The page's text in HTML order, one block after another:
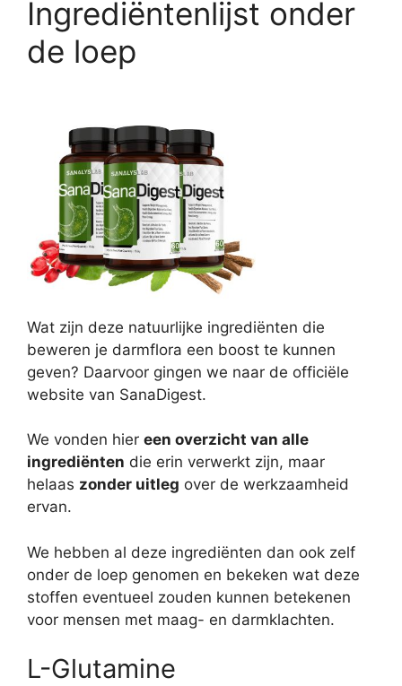
Ingrediëntenlijst onder
de loep
Wat zijn deze natuurlijke ingrediënten die
beweren je darmflora een boost te kunnen
geven? Daarvoor gingen we naar de officiële
website van SanaDigest.
We vonden hier een overzicht van alle
ingrediënten die erin verwerkt zijn, maar
helaas zonder uitleg over de werkzaamheid
ervan.
We hebben al deze ingrediënten dan ook zelf
onder de loep genomen en bekeken wat deze
stoffen eventueel zouden kunnen betekenen
voor mensen met maag- en darmklachten.
L-Glutamine